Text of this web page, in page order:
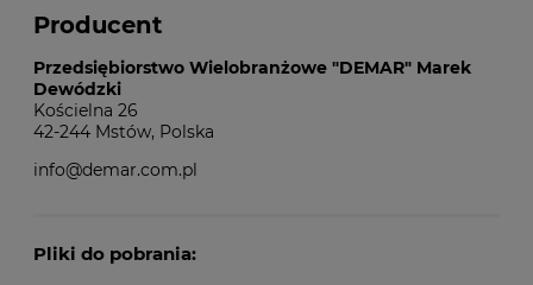
Producent
Przedsiębiorstwo Wielobranżowe "DEMAR" Marek
Dewódzki
Kościelna 26
42-244 Mstów, Polska
info@demar.com.pl
Pliki do pobrania: